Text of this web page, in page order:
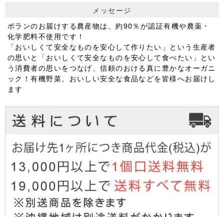
メッセージ
ポランのお届けする農産物は、約90％が認証有機や農薬・
化学肥料不使用です！
「おいしくて安全なものを安心して作りたい」という生産者
の思いと「おいしくて安全なものを安心して食べたい」とい
う消費者の思いをつなげ、信頼のおける真に豊かなオーガニ
ック！有機野菜、おいしい安全な食品などを皆様へお届けし
ます